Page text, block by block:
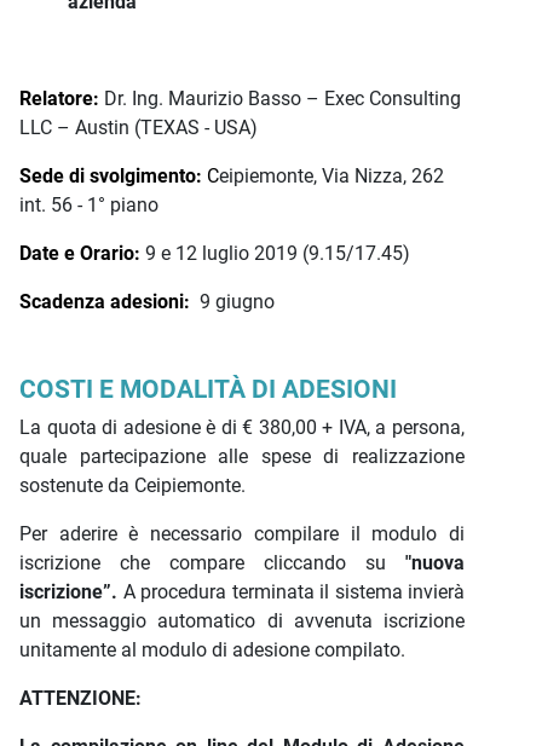
Relatore: Dr. Ing. Maurizio Basso – Exec Consulting
LLC – Austin (TEXAS - USA)
Sede di svolgimento: Ceipiemonte, Via Nizza, 262
int. 56 - 1° piano
Date e Orario: 9 e 12 luglio 2019 (9.15/17.45)
Scadenza adesioni: 9 giugno
COSTI E MODALITÀ DI ADESIONI
La quota di adesione è di € 380,00 + IVA, a persona,
quale partecipazione alle spese di realizzazione
sostenute da Ceipiemonte.
Per aderire è necessario compilare il modulo di
iscrizione che compare cliccando su "nuova
iscrizione”. A procedura terminata il sistema invierà
un messaggio automatico di avvenuta iscrizione
unitamente al modulo di adesione compilato.
ATTENZIONE: